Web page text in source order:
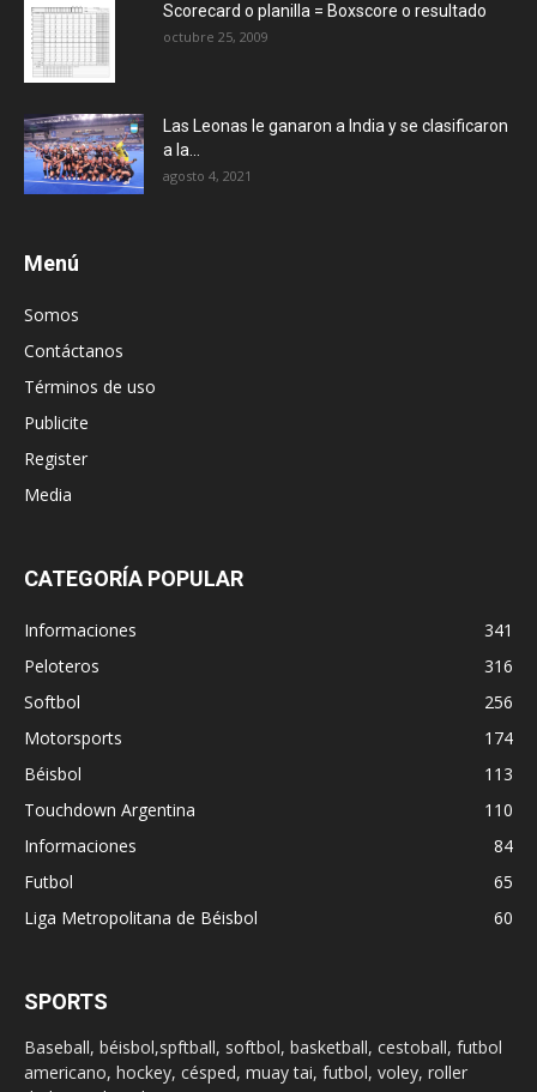
Scorecard o planilla = Boxscore o resultado
octubre 25, 2009
Las Leonas le ganaron a India y se clasificaron
a la...
agosto 4, 2021
Menú
Somos
Contáctanos
Términos de uso
Publicite
Register
Media
CATEGORÍA POPULAR
Informaciones
341
Peloteros
316
Softbol
256
Motorsports
174
Béisbol
113
Touchdown Argentina
110
Informaciones
84
Futbol
65
Liga Metropolitana de Béisbol
60
SPORTS
Baseball, béisbol,spftball, softbol, basketball, cestoball, futbol
americano, hockey, césped, muay tai, futbol, voley, roller